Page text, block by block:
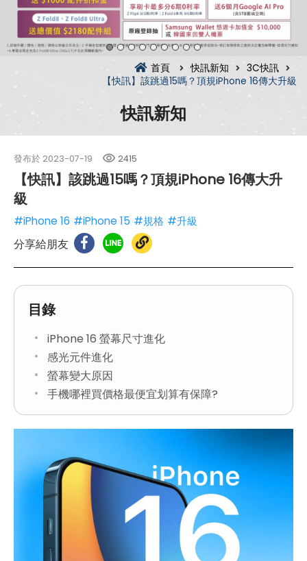
首頁 快訊新知
3C快訊
【快訊】該跳過15嗎？頂規iPhone 16傳大升級
快訊新知
發布於 2023-07-19 2415
【快訊】該跳過15嗎？頂規iPhone 16傳大升
級
#iPhone 16 #iPhone 15 #規格 #升級
分享給朋友
目錄
iPhone 16 螢幕尺寸進化
感光元件進化
螢幕變大原因
手機哪裡買價格最便宜划算有保障?